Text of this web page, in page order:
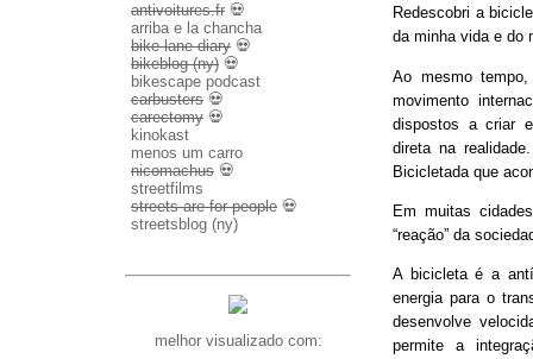
Redescobri a
da minha vida e do
Ao mesmo
movimento
dispostos a criar
direta na
Bicicletada que
Em muitas
“reação” da
A bicicleta é a
energia para o
desenvolve
permite a
antivoitures.fr 💀
arriba e la chancha
bike lane diary 💀
bikeblog (ny) 💀
bikescape podcast
carbusters 💀
carectomy 💀
kinokast
menos um carro
nicomachus 💀
streetfilms
streets are for people 💀
streetsblog (ny)
melhor visualizado com: